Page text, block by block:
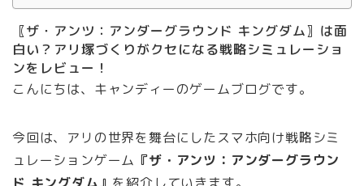
〖ザ・アンツ：アンダーグラウンド キングダム〗は面
白い？アリ塚づくりがクセになる戦略シミュレーショ
ンをレビュー！
こんにちは、キャンディーのゲームブログです。
今回は、アリの世界を舞台にしたスマホ向け戦略シミ
ュレーションゲーム 『ザ・アンツ：アンダーグラウン